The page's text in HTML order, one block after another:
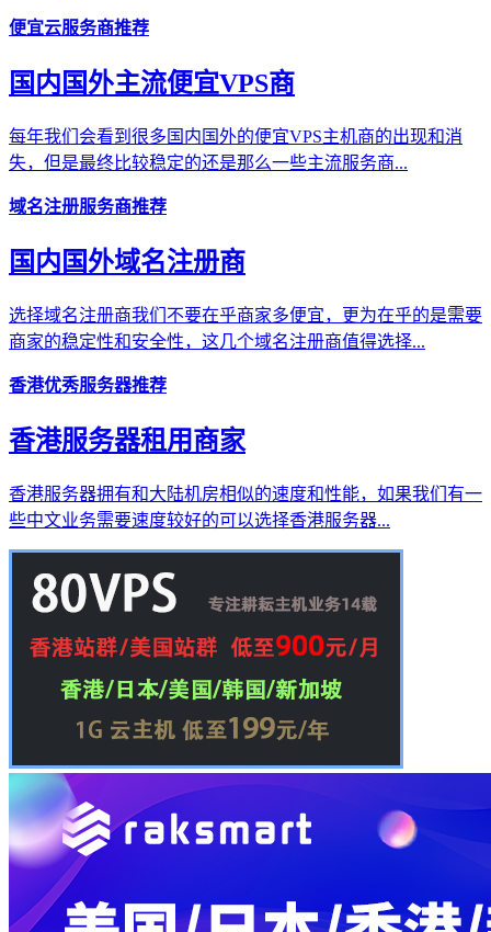
便宜云服务商推荐
国内国外主流便宜VPS商
每年我们会看到很多国内国外的便宜VPS主机商的出现和消
失，但是最终比较稳定的还是那么一些主流服务商...
域名注册服务商推荐
国内国外域名注册商
选择域名注册商我们不要在乎商家多便宜，更为在乎的是需要
商家的稳定性和安全性，这几个域名注册商值得选择...
香港优秀服务器推荐
香港服务器租用商家
香港服务器拥有和大陆机房相似的速度和性能，如果我们有一
些中文业务需要速度较好的可以选择香港服务器...